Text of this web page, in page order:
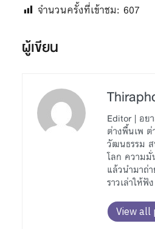
จำนวนครั้งที่เข้าชม: 607
ผู้เขียน
Editor | อย
ต่างพื้นเพ
วัฒนธรรม ส
โลก ความ
แล้วนำมาถ่
ราวเล่าให้ฟัง
View all